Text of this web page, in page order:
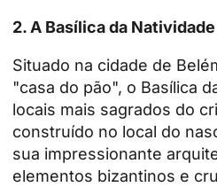
2. A Basílica da Natividade
Situado na cidade de
"casa do pão", o Basílica
locais mais sagrados do
construído no local do
sua impressionante
elementos bizantinos e